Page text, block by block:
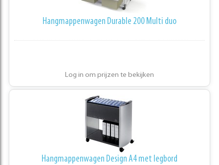
Hangmappenwagen Durable 200 Multi duo
Log in om prijzen te bekijken
Hangmappenwagen Design A4 met legbord